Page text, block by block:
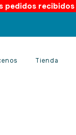
pedidos
Tienda